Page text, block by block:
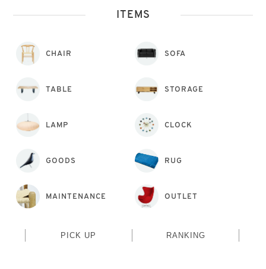
ITEMS
CHAIR SOFA
TABLE STORAGE
LAMP CLOCK
GOODS RUG
MAINTENANCE OUTLET
PICK UP RANKING